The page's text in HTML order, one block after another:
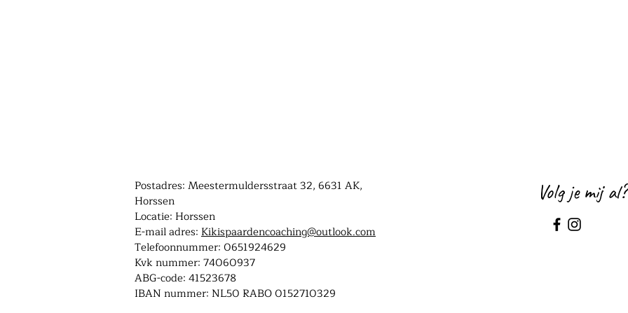
Postadres: Meestermuldersstraat 32, 6631 AK,
Horssen
Locatie: Horssen
E-mail adres: Kikispaardencoaching@outlook.com
Telefoonnummer: 0651924629
Kvk nummer: 74060937
ABG-code: 41523678
IBAN nummer: NL50 RABO 0152710329
Volg je mij al?